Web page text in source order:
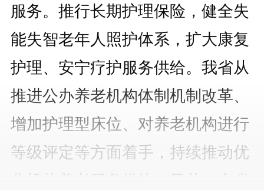
服务。推行长期护理保险，健全失
能失智老年人照护体系，扩大康复
护理、安宁疗护服务供给。我省从
推进公办养老机构体制机制改革、
增加护理型床位、对养老机构进行
等级评定等方面着手，持续推动优
化机构养老服务供给。目前，全省